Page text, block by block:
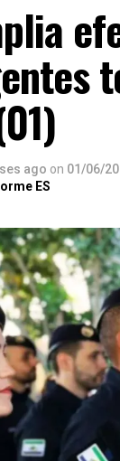
ago on 01/06/
ES